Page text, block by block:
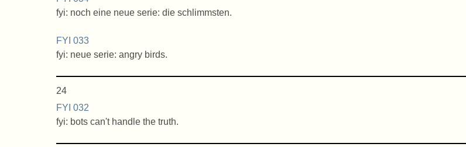
fyi: noch eine neue serie: die schlimmsten.
FYI 033
fyi: neue serie: angry birds.
24
FYI 032
fyi: bots can't handle the truth.